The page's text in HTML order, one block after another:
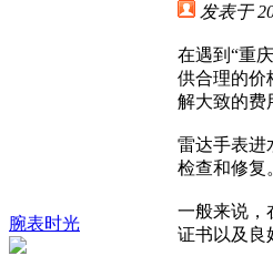
腕表时光
发表于
在遇到“重
供合理的价
解大致的费
雷达手表进
检查和修复
一般来说，
证书以及良